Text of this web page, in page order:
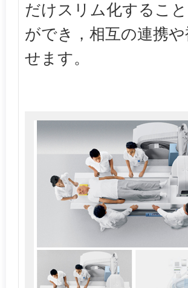
だけスリム化するこ
ができ，相互の連携
せます。